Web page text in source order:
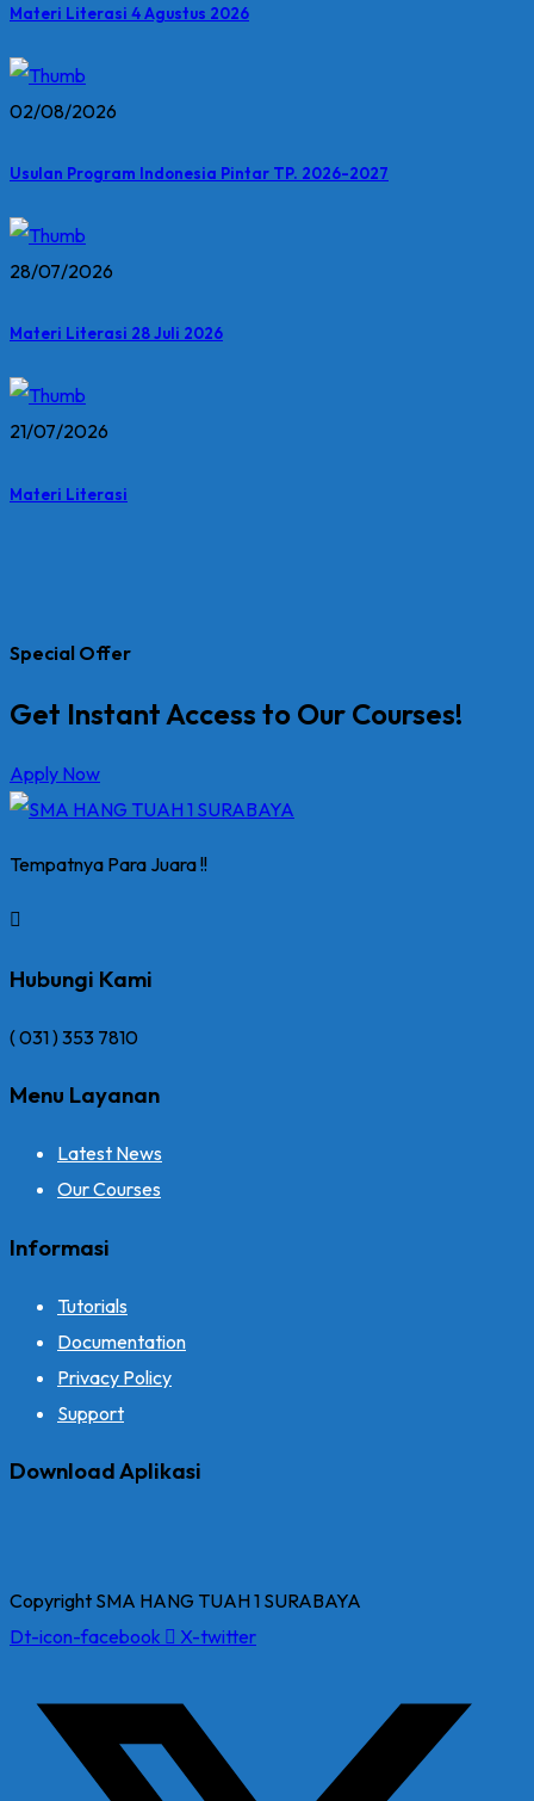
Materi Literasi 4 Agustus 2026
02/08/2026
Usulan Program Indonesia Pintar TP. 2026-2027
28/07/2026
Materi Literasi 28 Juli 2026
21/07/2026
Materi Literasi
Special Offer
Get Instant Access to Our Courses!
Apply Now
Tempatnya Para Juara !!
Hubungi Kami
( 031 ) 353 7810
Menu Layanan
Latest News
Our Courses
Informasi
Tutorials
Documentation
Privacy Policy
Support
Download Aplikasi
Copyright SMA HANG TUAH 1 SURABAYA
Dt-icon-facebook
X-twitter